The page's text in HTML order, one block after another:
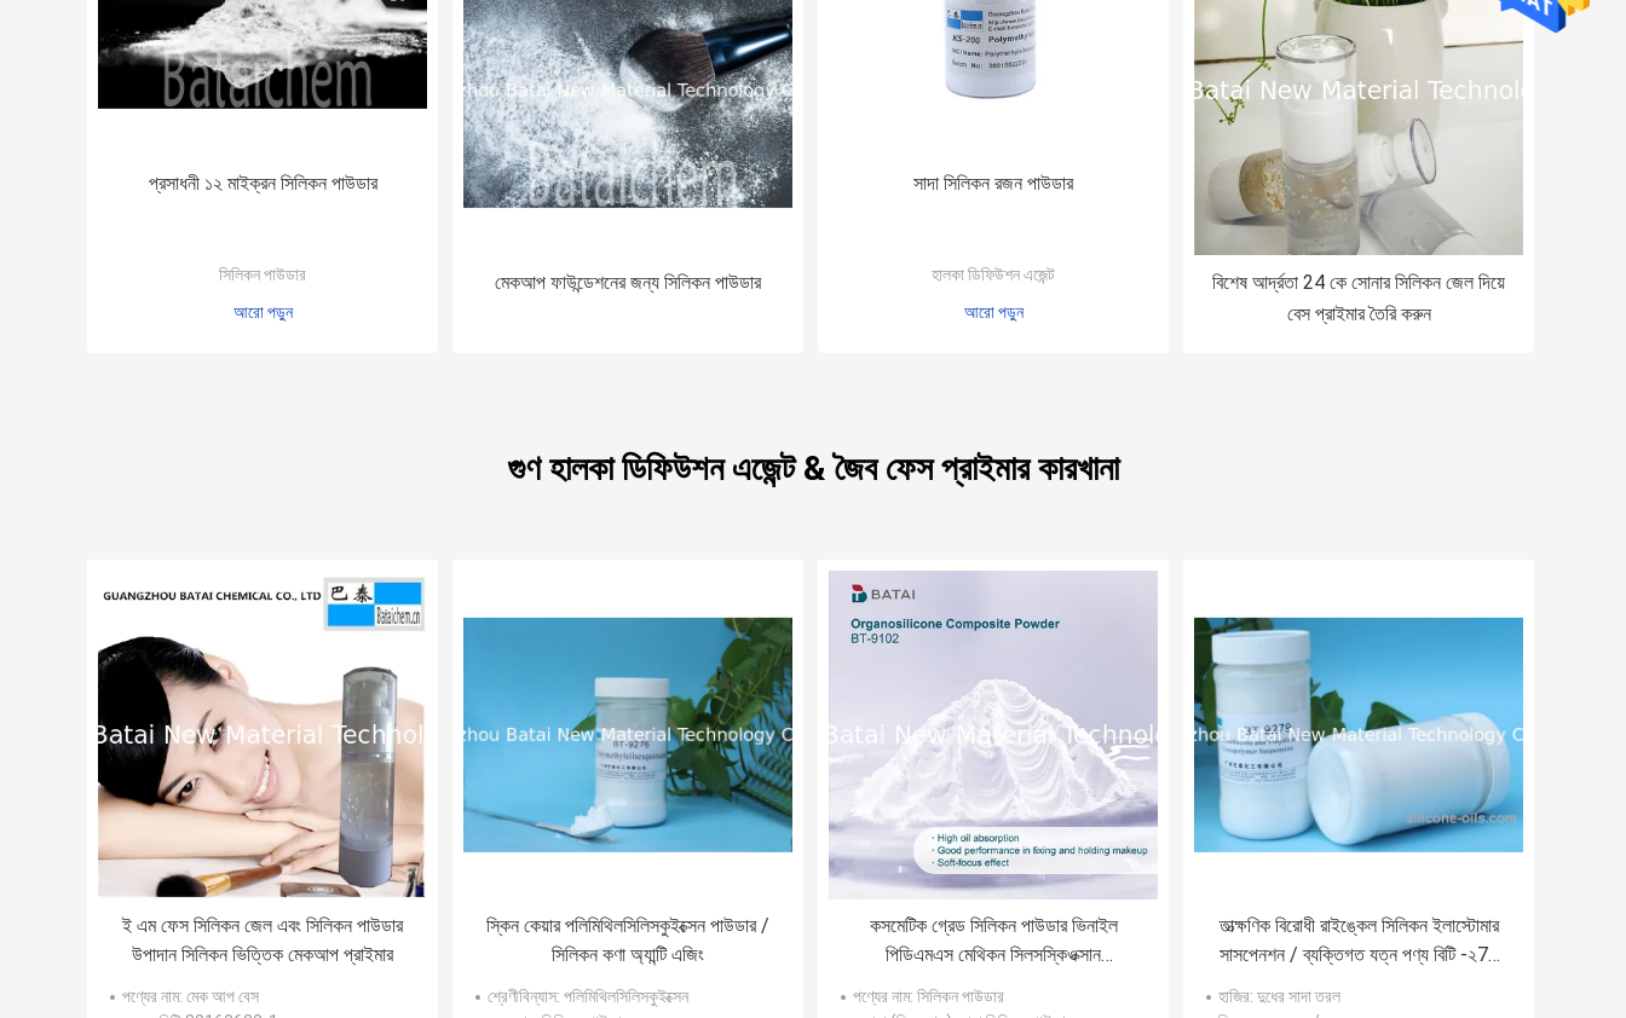
প্রসাধনী ১২ মাইক্রন সিলিকন পাউডার
সিলিকন পাউডার
আরো পড়ুন
মেকআপ ফাউন্ডেশনের জন্য সিলিকন পাউডার
সাদা সিলিকন রজন পাউডার
হালকা ডিফিউশন এজেন্ট
আরো পড়ুন
বিশেষ আর্দ্রতা 24 কে সোনার সিলিকন জেল দিয়ে
বেস প্রাইমার তৈরি করুন
গুণ হালকা ডিফিউশন এজেন্ট & জৈব ফেস প্রাইমার কারখানা
ই এম ফেস সিলিকন জেল এবং সিলিকন পাউডার
উপাদান সিলিকন ভিত্তিক মেকআপ প্রাইমার
পণ্যের নাম: মেক আপ বেস
স্কিন কেয়ার পলিমিথিলসিলিসকুইক্সেন পাউডার /
সিলিকন কণা অ্যান্টি এজিং
শ্রেণীবিন্যাস: পলিমিথিলসিলিসকুইক্সেন
কসমেটিক গ্রেড সিলিকন পাউডার ভিনাইল
পিডিএমএস মেথিকন সিলসস্কিওক্সান
ক্রসপোলাইমার সানস্ক্রিনের জন্য
পণ্যের নাম: সিলিকন পাউডার
তাত্ক্ষণিক বিরোধী রাইঙ্কেল সিলিকন ইলাস্টোমার
সাসপেনশন / ব্যক্তিগত যত্ন পণ্য বিটি -২79
79 for এর জন্য ক্রসপলিমার সাসপেনশন
হাজির: দুধের সাদা তরল